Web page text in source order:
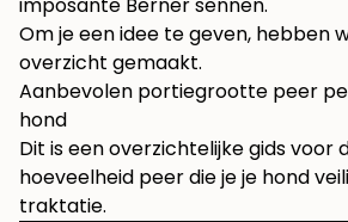
imposante Berner sennen.
Om je een idee te geven, hebben
overzicht gemaakt.
Aanbevolen portiegrootte peer
hond
Dit is een overzichtelijke gids voor
hoeveelheid peer die je je hond
traktatie.